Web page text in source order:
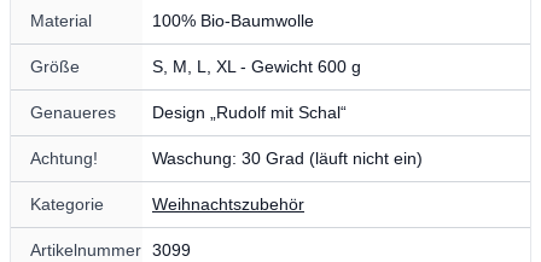
Material 100% Bio-Baumwolle
Größe S, M, L, XL - Gewicht 600 g
Genaueres Design „Rudolf mit Schal“
Achtung! Waschung: 30 Grad (läuft nicht ein)
Kategorie Weihnachtszubehör
Artikelnummer 3099